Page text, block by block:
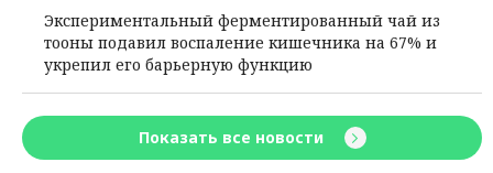
Экспериментальный ферментированный чай из
тооны подавил воспаление кишечника на 67% и
укрепил его барьерную функцию
Показать все новости